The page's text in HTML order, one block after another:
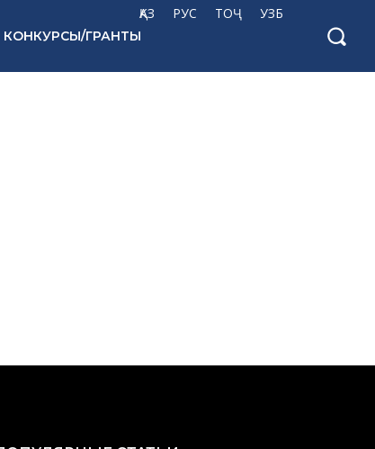
ҚАЗ РУС ТОҶ УЗБ
КОНКУРСЫ/ГРАНТЫ